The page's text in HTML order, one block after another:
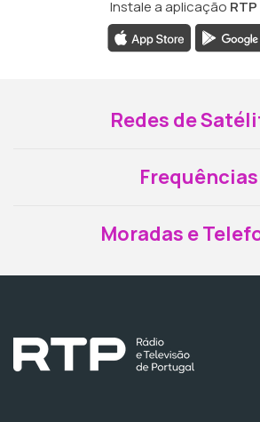
Instale a aplicação
Redes de
Frequências
Moradas e